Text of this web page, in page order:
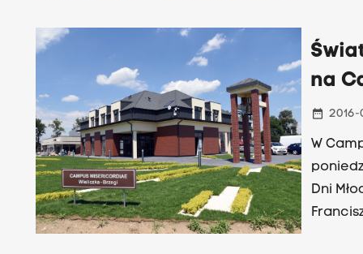
na
date_range 2016-
W
Dni